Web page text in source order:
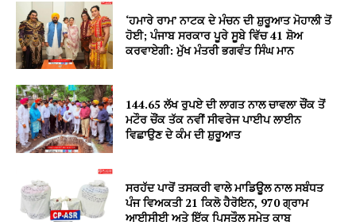
‘ਹਮਾਰੇ ਰਾਮ’ ਨਾਟਕ ਦੇ ਮੰਚਨ ਦੀ ਸ਼ੁਰੂਆਤ ਮੋਹਾਲੀ ਤੋਂ
ਹੋਈ; ਪੰਜਾਬ ਸਰਕਾਰ ਪੂਰੇ ਸੂਬੇ ਵਿੱਚ 41 ਸ਼ੋਅ
ਕਰਵਾਏਗੀ: ਮੁੱਖ ਮੰਤਰੀ ਭਗਵੰਤ ਸਿੰਘ ਮਾਨ
144.65 ਲੱਖ ਰੁਪਏ ਦੀ ਲਾਗਤ ਨਾਲ ਚਾਵਲਾ ਚੌਂਕ ਤੋਂ
ਮਟੌਰ ਚੌਂਕ ਤੱਕ ਨਵੀਂ ਸੀਵਰੇਜ ਪਾਈਪ ਲਾਈਨ
ਵਿਛਾਉਣ ਦੇ ਕੰਮ ਦੀ ਸ਼ੁਰੂਆਤ
ਸਰਹੱਦ ਪਾਰੋਂ ਤਸਕਰੀ ਵਾਲੇ ਮਾਡਿਊਲ ਨਾਲ ਸਬੰਧਤ
ਪੰਜ ਵਿਅਕਤੀ 21 ਕਿਲੋ ਹੈਰੋਇਨ, 970 ਗ੍ਰਾਮ
ਆਈਸੀਈ ਅਤੇ ਇੱਕ ਪਿਸਤੌਲ ਸਮੇਤ ਕਾਬੂ